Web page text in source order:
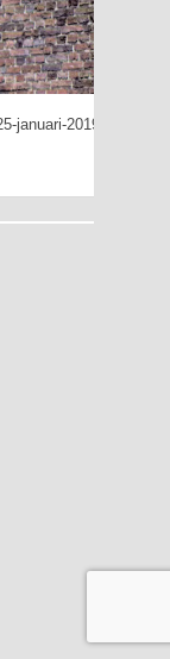
januari-2019-